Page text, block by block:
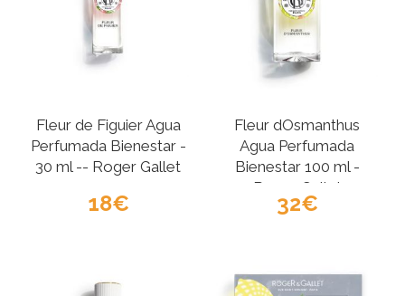
Fleur de Figuier Agua
Perfumada Bienestar -
30 ml -- Roger Gallet
18
Fleur dOsmanthus
Agua Perfumada
Bienestar 100 ml -
Roger Gallet
32